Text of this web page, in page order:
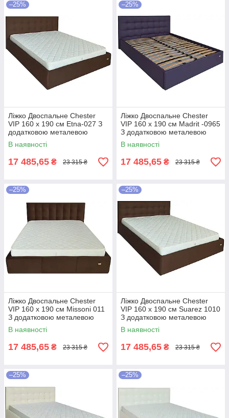
–25%
Ліжко Двоспальне Chester
VIP 160 х 190 см Etna-027 З
додатковою металевою
цільнозварною рамою
Коричневий
В наявності
17 485,65 ₴ 23 315 ₴
–25%
Ліжко Двоспальне Chester
VIP 160 х 190 см Madrit -0965
З додатковою металевою
цільнозварною рамою
Фіолетовий
В наявності
17 485,65 ₴ 23 315 ₴
–25%
Ліжко Двоспальне Chester
VIP 160 х 190 см Missoni 011
З додатковою металевою
цільнозварною рамою
Темно-коричневий
В наявності
17 485,65 ₴ 23 315 ₴
–25%
Ліжко Двоспальне Chester
VIP 160 х 190 см Suarez 1010
З додатковою металевою
цільнозварною рамою
Коричневий
В наявності
17 485,65 ₴ 23 315 ₴
–25% –25%